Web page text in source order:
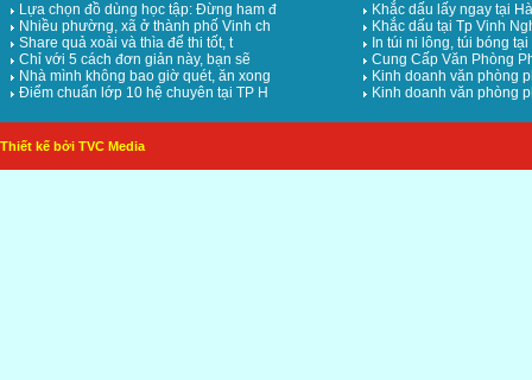
Lựa chọn đồ dùng học tập: Đừng ham đ
Nhiều phường, xã ở thành phố Vinh ch
Share quả xoài và thìa để thi tốt, t
Chỉ với 5 cách đơn giản này, bạn sẽ
Nhà mình không bao giờ quét, ăn xong
Điểm chuẩn lớp 10 hệ chuyên tại TP H
Khắc dấu lấy ngay tại
Khắc dấu tại Tp Vinh
In túi ni lông, túi bóng
Cung Cấp Văn Phòng
Kinh doanh văn phòng
Kinh doanh văn phòng
Thiết kế bởi TVC Media